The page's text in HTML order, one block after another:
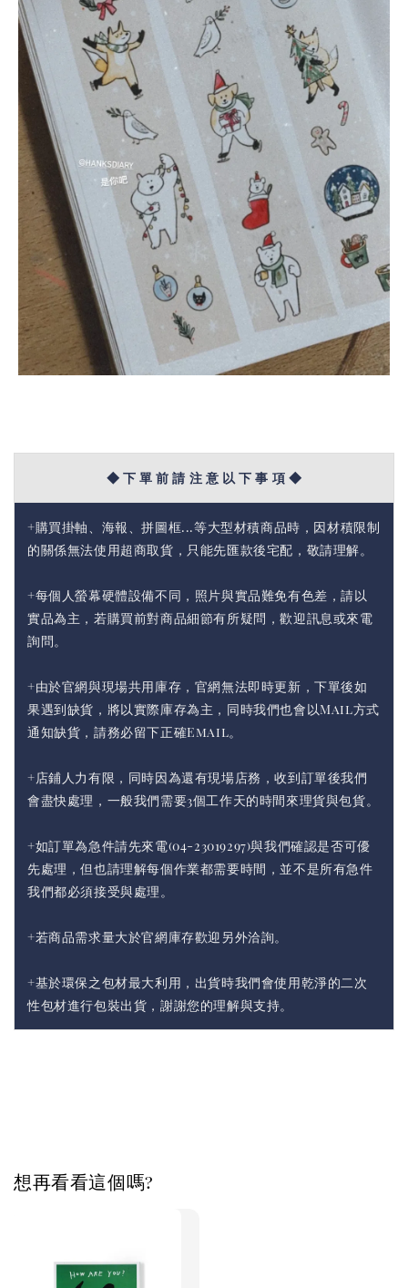
◆ 下 單 前 請 注 意 以 下 事 項 ◆
+購買掛軸、海報、拼圖框...等大型材積商品時，因材積限制
的關係無法使用超商取貨，只能先匯款後宅配，敬請理解。
+每個人螢幕硬體設備不同，照片與實品難免有色差，請以
實品為主，若購買前對商品細節有所疑問，歡迎訊息或來電
詢問。
+由於官網與現場共用庫存，官網無法即時更新，下單後如
果遇到缺貨，將以實際庫存為主，同時我們也會以Mail方式
通知缺貨，請務必留下正確Email。
+店鋪人力有限，同時因為還有現場店務，收到訂單後我們
會盡快處理，一般我們需要3個工作天的時間來理貨與包貨。
+如訂單為急件請先來電(04-23019297)與我們確認是否可優
先處理，但也請理解每個作業都需要時間，並不是所有急件
我們都必須接受與處理。
+若商品需求量大於官網庫存歡迎另外洽詢。
+基於環保之包材最大利用，出貨時我們會使用乾淨的二次
性包材進行包裝出貨，謝謝您的理解與支持。
想再看看這個嗎?